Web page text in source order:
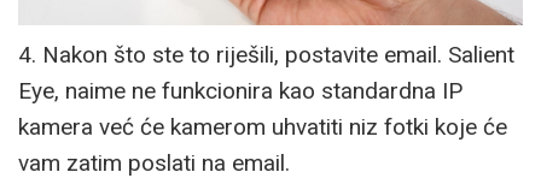
4. Nakon što ste to riješili, postavite email. Salient
Eye, naime ne funkcionira kao standardna IP
kamera već će kamerom uhvatiti niz fotki koje će
vam zatim poslati na email.